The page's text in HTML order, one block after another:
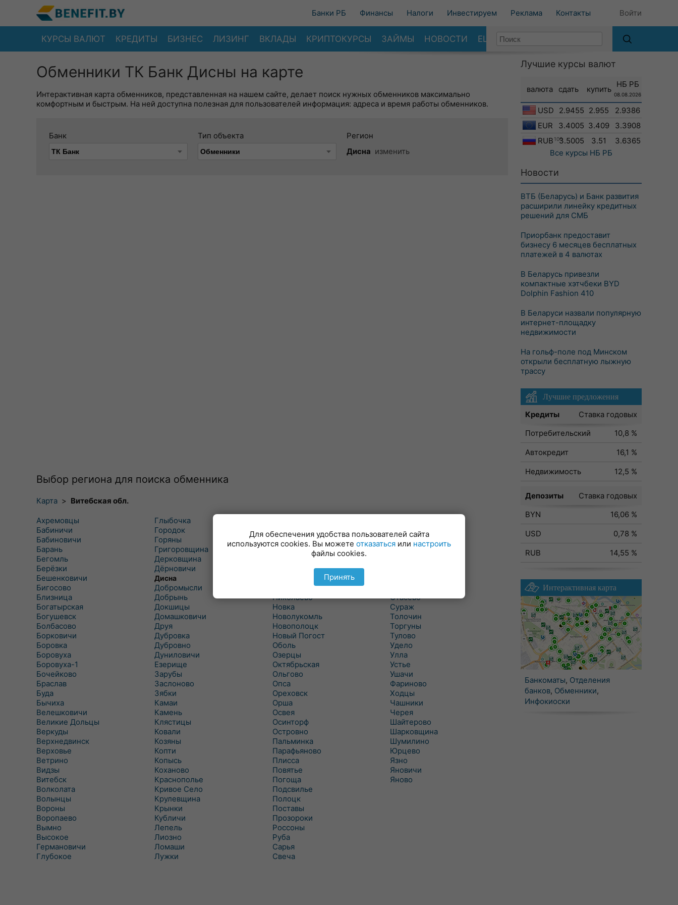
Банки РБ Финансы Налоги Инвестируем Реклама Контакты Войти
КУРСЫ ВАЛЮТ КРЕДИТЫ БИЗНЕС ЛИЗИНГ ВКЛАДЫ КРИПТОКУРСЫ ЗАЙМЫ НОВОСТИ ЕЩЕ
Обменники ТК Банк Дисны на карте
Интерактивная карта обменников, представленная на нашем сайте, делает поиск нужных обменников максимально
комфортным и быстрым. На ней доступна полезная для пользователей информация: адреса и время работы обменников.
Банк Тип объекта
Регион
Дисна изменить
Выбор региона для поиска обменника
Карта > Витебская обл.
Ахремовцы
Бабиничи
Бабиновичи
Барань
Бегомль
Берёзки
Бешенковичи
Бигосово
Близница
Богатырская
Богушевск
Болбасово
Борковичи
Боровка
Боровуха
Боровуха-1
Бочейково
Браслав
Буда
Бычиха
Велешковичи
Великие Дольцы
Веркуды
Верхнедвинск
Верховье
Ветрино
Видзы
Витебск
Волколата
Волынцы
Вороны
Воропаево
Вымно
Высокое
Германовичи
Глубокое
Глыбочка
Городок
Горяны
Григоровщина
Дерковщина
Дёрновичи
Дисна
Добромысли
Добрынь
Докшицы
Домашковичи
Друя
Дубровка
Дубровно
Дуниловичи
Езерище
Зарубы
Заслоново
Зябки
Камаи
Камень
Клястицы
Ковали
Козяны
Копти
Копысь
Коханово
Краснополье
Кривое Село
Крулевщина
Крынки
Кубличи
Лепель
Лиозно
Ломаши
Лужки
Ляды
Межа
Межево
Мишневичи
Николаево
Новка
Новолукомль
Новополоцк
Новый Погост
Оболь
Озерцы
Октябрьская
Ольгово
Опса
Ореховск
Орша
Освея
Осинторф
Островно
Пальминка
Парафьяново
Плисса
Повятье
Погоща
Подсвилье
Полоцк
Поставы
Прозороки
Россоны
Руба
Сарья
Свеча
Сенно
Ситцы
Славени
Стасево
Сураж
Толочин
Торгуны
Тулово
Удело
Улла
Устье
Ушачи
Фариново
Ходцы
Чашники
Черея
Шайтерово
Шарковщина
Шумилино
Юрцево
Язно
Яновичи
Яново
Лучшие курсы валют
валюта сдать купить
НБ РБ
08.08.2026
USD 2.9455 2.955
2.9386
EUR
3.4005 3.409
3.3908
RUB 1003.5005 3.51
3.6365
Все курсы НБ РБ
Новости
ВТБ (Беларусь) и Банк развития
расширили линейку кредитных
решений для СМБ
Приорбанк предоставит
бизнесу 6 месяцев бесплатных
платежей в 4 валютах
В Беларусь привезли
компактные хэтчбеки BYD
Dolphin Fashion 410
В Беларуси назвали популярную
интернет-площадку
недвижимости
На гольф-поле под Минском
открыли бесплатную лыжную
трассу
Лучшие предложения
Кредиты
Ставка годовых
Потребительский
10,8 %
Автокредит
16,1 %
Недвижимость
12,5 %
Депозиты
Ставка годовых
BYN
16,06 %
USD
0,78 %
RUB
14,55 %
Интерактивная карта
Банкоматы, Отделения
банков, Обменники,
Инфокиоски
Для обеспечения удобства пользователей сайта
используются cookies. Вы можете отказаться или настроить
файлы cookies.
Принять